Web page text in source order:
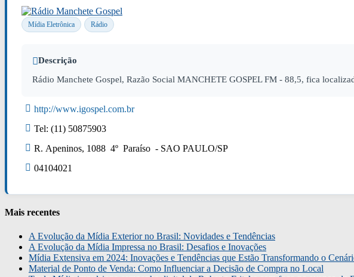
Mídia Eletrônica Rádio
Descrição
Rádio Manchete Gospel, Razão Social MANCHETE GOSPEL FM - 88,5, fica
http://www.igospel.com.br
Tel: (11) 50875903
R. Apeninos, 1088 4º Paraíso - SAO PAULO/SP
04104021
Mais recentes
A Evolução da Mídia Exterior no Brasil: Novidades e Tendências
A Evolução da Mídia Impressa no Brasil: Desafios e Inovações
Mídia Extensiva em 2024: Inovações e Tendências que Estão Transformando o
Material de Ponto de Venda: Como Influenciar a Decisão de Compra no Local